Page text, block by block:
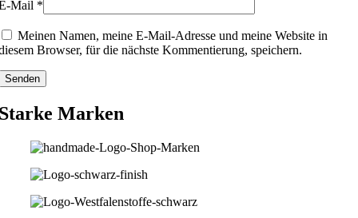
Mail *
Meinen Namen, meine E-Mail-Adresse und meine Website in
Browser, für die nächste Kommentierung, speichern.
Marken